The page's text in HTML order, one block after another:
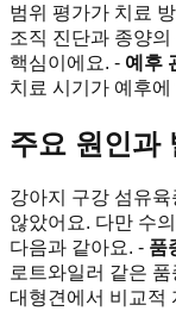
범위 평가가 치료
조직 진단과 종양
핵심이에요. - 예후
치료 시기가 예후
주요 원인과
강아지 구강 섬유
않았어요. 다만 수
다음과 같아요. - 품
로트와일러 같은
대형견에서 비교적